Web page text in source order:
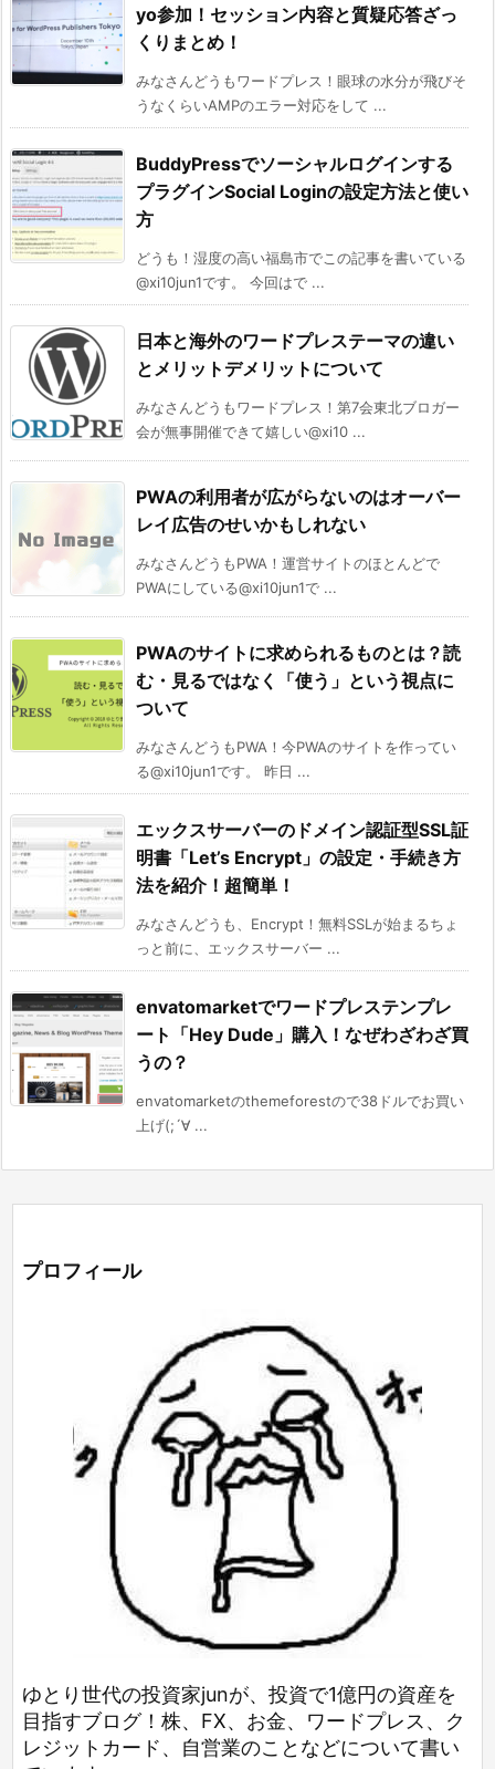
yo参加！セッション内容と質疑応答ざっ
くりまとめ！
みなさんどうもワードプレス！眼球の水分が飛びそ
うなくらいAMPのエラー対応をして ...
BuddyPressでソーシャルログインする
プラグインSocial Loginの設定方法と使い
方
どうも！湿度の高い福島市でこの記事を書いている
@xi10jun1です。 今回はで ...
日本と海外のワードプレステーマの違い
とメリットデメリットについて
みなさんどうもワードプレス！第7会東北ブロガー
会が無事開催できて嬉しい@xi10 ...
PWAの利用者が広がらないのはオーバー
レイ広告のせいかもしれない
みなさんどうもPWA！運営サイトのほとんどで
PWAにしている@xi10jun1で ...
PWAのサイトに求められるものとは？読
む・見るではなく「使う」という視点に
ついて
みなさんどうもPWA！今PWAのサイトを作ってい
る@xi10jun1です。 昨日 ...
エックスサーバーのドメイン認証型SSL証
明書「Let’s Encrypt」の設定・手続き方
法を紹介！超簡単！
みなさんどうも、Encrypt！無料SSLが始まるちょ
っと前に、エックスサーバー ...
envatomarketでワードプレステンプレ
ート「Hey Dude」購入！なぜわざわざ買
うの？
envatomarketのthemeforestので38ドルでお買い
上げ(;´∀ ...
プロフィール
ゆとり世代の投資家junが、投資で1億円の資産を
目指すブログ！株、FX、お金、ワードプレス、ク
レジットカード、自営業のことなどについて書い